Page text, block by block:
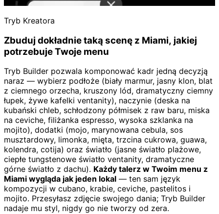
Tryb Kreatora
Zbuduj dokładnie taką scenę z Miami, jakiej
potrzebuje Twoje menu
Tryb Builder pozwala komponować kadr jedną decyzją
naraz — wybierz podłoże (biały marmur, jasny klon, blat
z ciemnego orzecha, kruszony lód, dramatyczny ciemny
łupek, żywe kafelki ventanity), naczynie (deska na
kubański chleb, schłodzony półmisek z raw baru, miska
na ceviche, filiżanka espresso, wysoka szklanka na
mojito), dodatki (mojo, marynowana cebula, sos
musztardowy, limonka, mięta, trzcina cukrowa, guawa,
kolendra, cotija) oraz światło (jasne światło plażowe,
ciepłe tungstenowe światło ventanity, dramatyczne
górne światło z dachu). Każdy talerz w Twoim menu z
Miami wygląda jak jeden lokal — ten sam język
kompozycji w cubano, krabie, ceviche, pastelitos i
mojito. Przesyłasz zdjęcie swojego dania; Tryb Builder
nadaje mu styl, nigdy go nie tworzy od zera.